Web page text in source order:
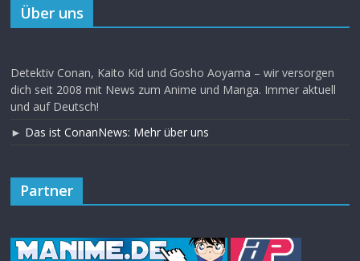
Über uns
Detektiv Conan, Kaito Kid und Gosho Aoyama – wir versorgen
dich seit 2008 mit News zum Anime und Manga. Immer aktuell
und auf Deutsch!
► Das ist ConanNews: Mehr über uns
Partner